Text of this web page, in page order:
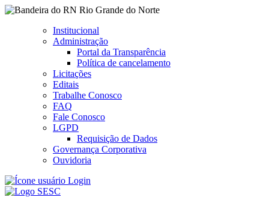
Rio Grande do Norte
Institucional
Administração
Portal da Transparência
Política de cancelamento
Licitações
Editais
Trabalhe Conosco
FAQ
Fale Conosco
LGPD
Requisição de Dados
Governança Corporativa
Ouvidoria
Login